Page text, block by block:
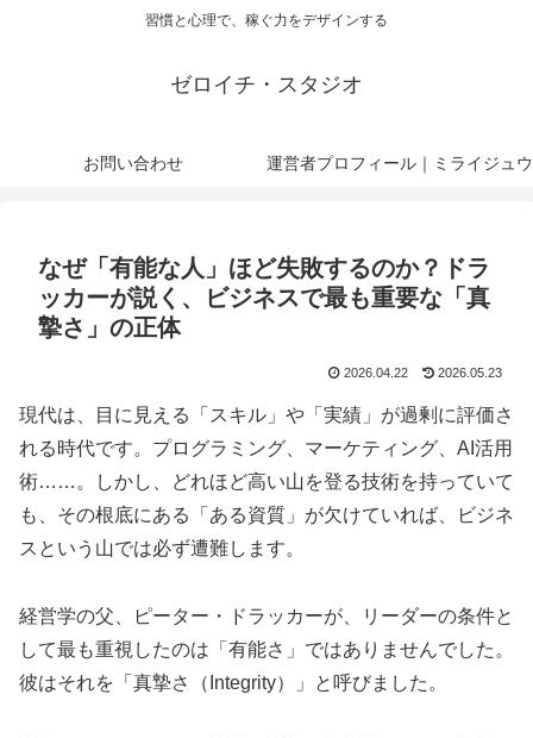
習慣と心理で、稼ぐ力をデザインする
ゼロイチ・スタジオ
お問い合わせ 運営者プロフィール｜ミライジュウ
なぜ「有能な人」ほど失敗するのか？ドラ
ッカーが説く、ビジネスで最も重要な「真
摯さ」の正体
2026.04.22 2026.05.23
現代は、目に見える「スキル」や「実績」が過剰に評価さ
れる時代です。プログラミング、マーケティング、AI活用
術……。しかし、どれほど高い山を登る技術を持っていて
も、その根底にある「ある資質」が欠けていれば、ビジネ
スという山では必ず遭難します。
経営学の父、ピーター・ドラッカーが、リーダーの条件と
して最も重視したのは「有能さ」ではありませんでした。
彼はそれを「真摯さ（Integrity）」と呼びました。